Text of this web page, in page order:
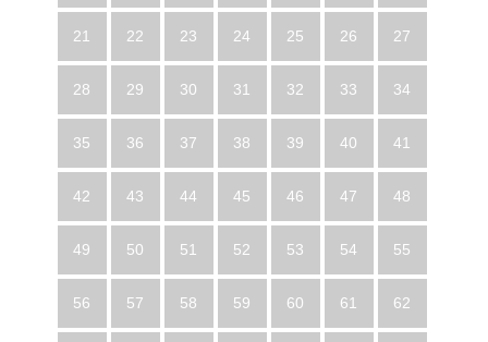
21 22 23 24 25 26 27
28 29 30 31 32 33 34
35 36 37 38 39 40 41
42 43 44 45 46 47 48
49 50 51 52 53 54 55
56 57 58 59 60 61 62